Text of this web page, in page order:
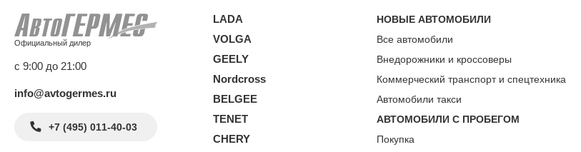
Официальный дилер
с 9:00 до 21:00
info@avtogermes.ru
+7 (495) 011-40-03
LADA
VOLGA
GEELY
Nordcross
BELGEE
TENET
CHERY
НОВЫЕ АВТОМОБИЛИ
Все автомобили
Внедорожники и кроссоверы
Коммерческий транспорт и спецтехника
Автомобили такси
АВТОМОБИЛИ С ПРОБЕГОМ
Покупка